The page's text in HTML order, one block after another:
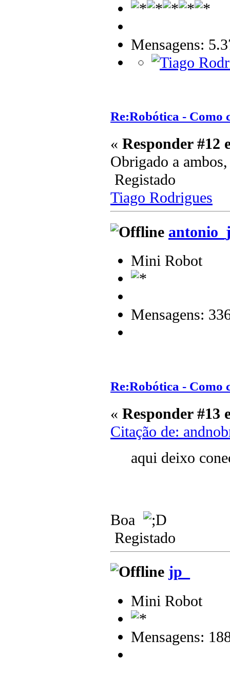
Mensagens:
Re:Robótica - Como
« Responder #12
Obrigado a
Registado
Tiago Rodrigues
Mini Robot
Mensagens:
Re:Robótica - Como
« Responder #13
Citação de:
aqui deixo
Boa
Registado
jp_
Mini Robot
Mensagens: